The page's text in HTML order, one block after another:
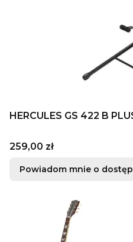
HERCULES GS 422 B
Cena
259,00 zł
Powiadom mnie o